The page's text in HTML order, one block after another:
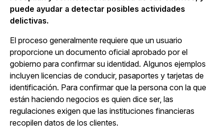
puede ayudar a detectar posibles actividades
delictivas.
El proceso generalmente requiere que un usuario
proporcione un documento oficial aprobado por el
gobierno para confirmar su identidad. Algunos ejemplos
incluyen licencias de conducir, pasaportes y tarjetas de
identificación. Para confirmar que la persona con la que
están haciendo negocios es quien dice ser, las
regulaciones exigen que las instituciones financieras
recopilen datos de los clientes.